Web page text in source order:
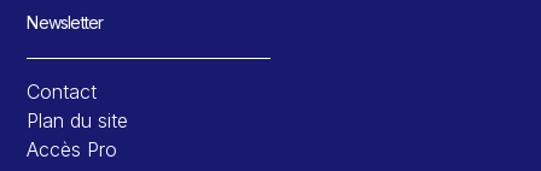
Newsletter
Contact
Plan du site
Accès Pro